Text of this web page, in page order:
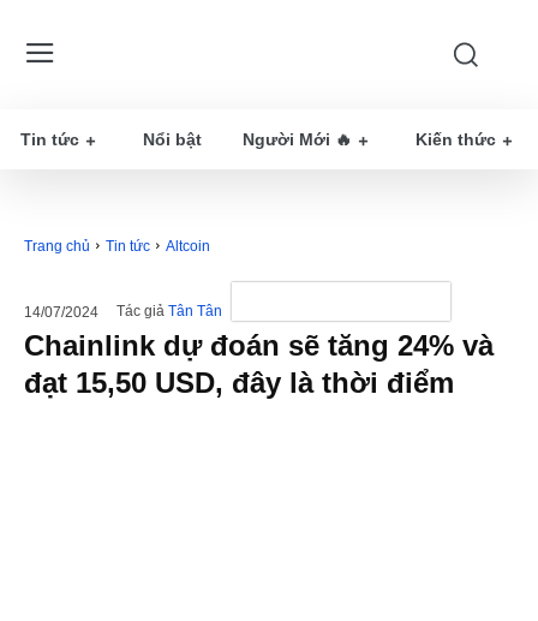
Tin tức Nổi bật Người Mới 🔥 Kiến thức
Trang chủ Tin tức Altcoin
14/07/2024 Tác giả Tân Tân
Chainlink dự đoán sẽ tăng 24% và
đạt 15,50 USD, đây là thời điểm